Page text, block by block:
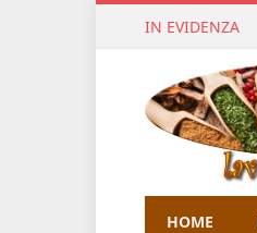
IN EVIDENZA
HOME